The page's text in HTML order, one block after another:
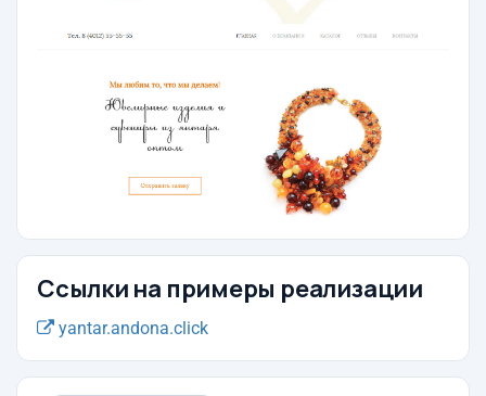
Ссылки на примеры реализации
yantar.andona.click